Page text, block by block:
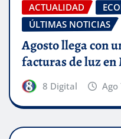
ACTUALIDAD
ÚLTIMAS NOTICIAS
Agosto llega con
facturas de luz en
8 Digital Ago